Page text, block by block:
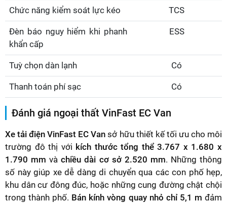
Chức năng kiểm soát lực kéo TCS
Đèn báo nguy hiểm khi phanh
khẩn cấp
ESS
Tuỳ chọn dàn lạnh Có
Thanh toán phí sạc Có
Đánh giá ngoại thất VinFast EC Van
Xe tải điện VinFast EC Van sở hữu thiết kế tối ưu cho môi
trường đô thị với kích thước tổng thể 3.767 x 1.680 x
1.790 mm vàchiều dài cơ sở 2.520 mm. Những thông
số này giúp xe dễ dàng di chuyển qua các con phố hẹp,
khu dân cư đông đúc, hoặc những cung đường chật chội
trong thành phố. Bán kính vòng quay nhỏ chỉ 5,1 m đảm